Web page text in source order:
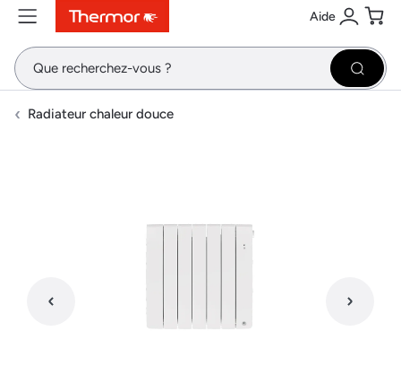
ContenuMenuRecherche Aide
Se
Radiateur chaleur douce